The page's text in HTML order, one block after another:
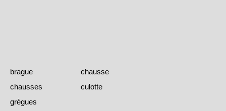
brague
chausse
chausses
culotte
grègues